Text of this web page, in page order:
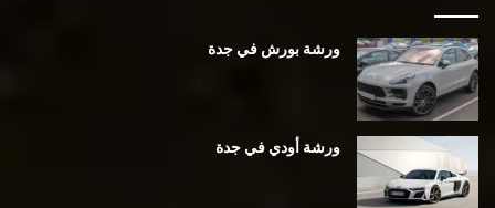
ورشة بورش في جدة
ورشة أودي في جدة